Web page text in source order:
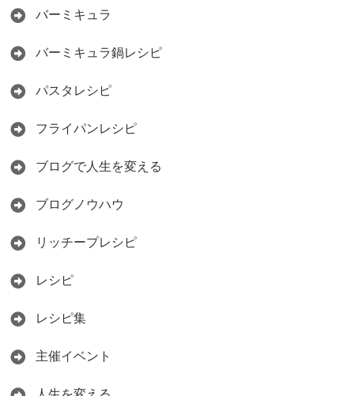
バーミキュラ
バーミキュラ鍋レシピ
パスタレシピ
フライパンレシピ
ブログで人生を変える
ブログノウハウ
リッチープレシピ
レシピ
レシピ集
主催イベント